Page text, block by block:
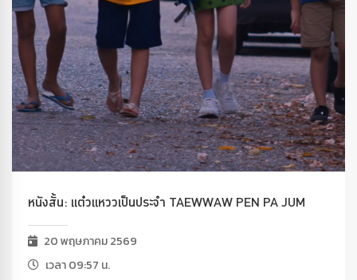
หนังสั้น: แต๋วแหววเป็นประจำ TAEWWAW PEN PA JUM
20 พฤษภาคม 2569
เวลา 09:57 น.